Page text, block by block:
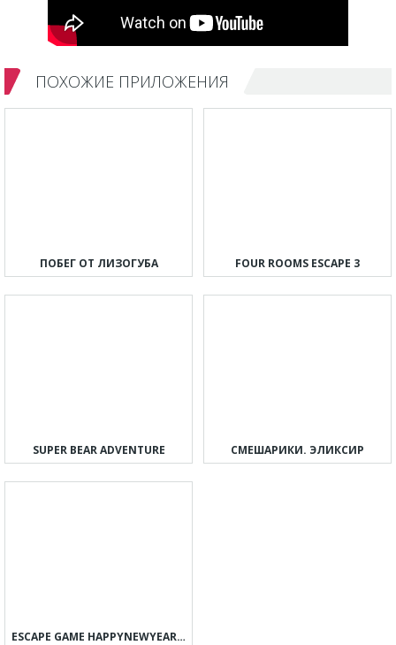
ПОХОЖИЕ ПРИЛОЖЕНИЯ
ПОБЕГ ОТ ЛИЗОГУБА FOUR ROOMS ESCAPE 3
SUPER BEAR ADVENTURE СМЕШАРИКИ. ЭЛИКСИР
ESCAPE GAME HAPPYNEWYEAR 2023